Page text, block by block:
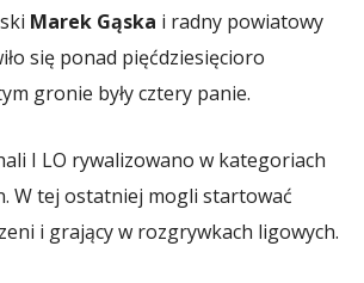
Marek Gąska i radny powiatowy
się ponad pięćdziesięcioro
gronie były cztery panie.
I LO rywalizowano w kategoriach
W tej ostatniej mogli startować
i grający w rozgrywkach ligowych.